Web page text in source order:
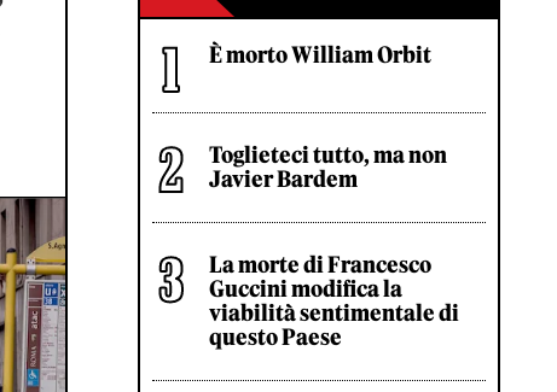
È morto William Orbit
Toglieteci tutto, ma non
Javier Bardem
La morte di Francesco
Guccini modifica la
viabilità sentimentale di
questo Paese